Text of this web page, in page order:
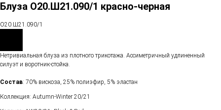
Блуза О20.Ш21.090/1 красно-черная
О20.Ш21.090/1
Нетривиальная блуза из плотного трикотажа. Ассиметричный удлиненный
силуэт и воротник-стойка.
Состав: 70% вискоза, 25% полиэфир, 5% эластан
Коллекция: Autumn-Winter 20/21